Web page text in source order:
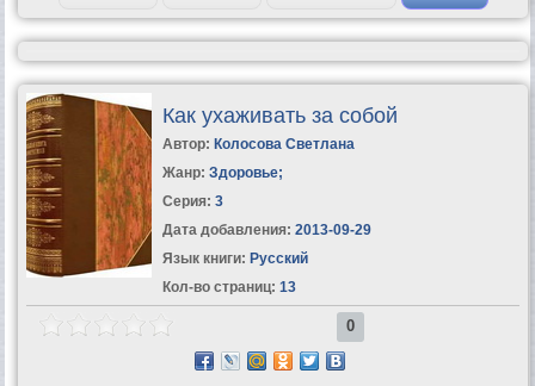
Как ухаживать за собой
Автор: Колосова Светлана
Жанр: Здоровье;
Серия: 3
Дата добавления: 2013-09-29
Язык книги: Русский
Кол-во страниц: 13
0